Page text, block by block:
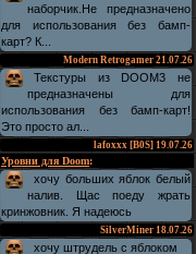
наборчик.Не предназначено
для использования без бамп-
карт? К...
Modern Retrogamer 21.07.26
Текстуры из DOOM3 не
предназначены для
использования без бамп-карт!
Это просто ал...
lafoxxx [B0S] 19.07.26
Уровни для Doom:
хочу больших яблок белый
налив. Щас поеду жрать
кринжовник. Я надеюсь
SilverMiner 18.07.26
хочу штрудель с яблоком